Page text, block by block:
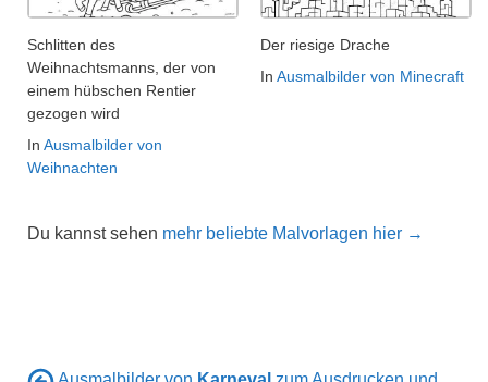
Schlitten des
Weihnachtsmanns, der von
einem hübschen Rentier
gezogen wird
In Ausmalbilder von
Weihnachten
Der riesige Drache
In Ausmalbilder von Minecraft
Du kannst sehen mehr beliebte Malvorlagen hier →